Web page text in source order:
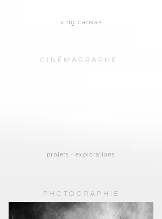
living canvas
CINÉMAGRAPHE
projets - explorations
PHOTOGRAPHIE